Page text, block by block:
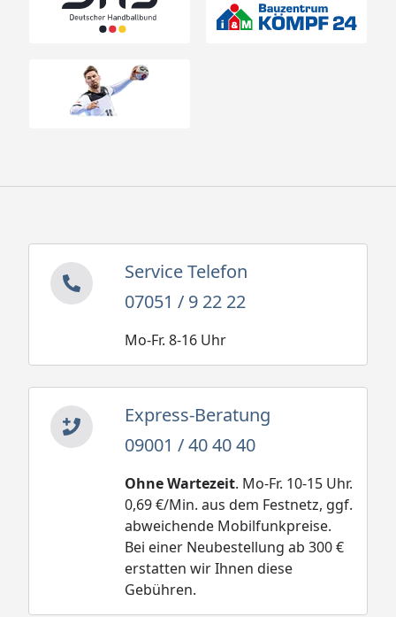
Service Telefon
07051 / 9 22 22
Mo-Fr. 8-16 Uhr
Express-Beratung
09001 / 40 40 40
Ohne Wartezeit. Mo-Fr. 10-15 Uhr.
0,69 €/Min. aus dem Festnetz, ggf.
abweichende Mobilfunkpreise.
Bei einer Neubestellung ab 300 €
erstatten wir Ihnen diese
Gebühren.